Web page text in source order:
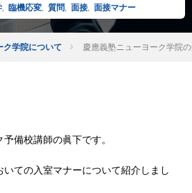
臨機応変 質問 面接 面接マナー
ク学院について 慶應義塾ニューヨーク学院
備校講師の眞下です。
ての入室マナーについて紹介しまし